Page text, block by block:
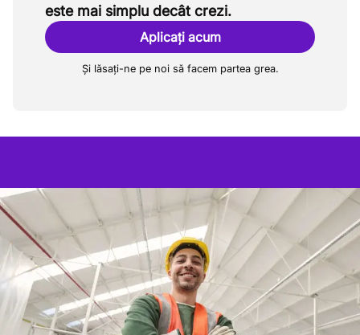
este mai simplu decât crezi.
Aplicați acum
Și lăsați-ne pe noi să facem partea grea.